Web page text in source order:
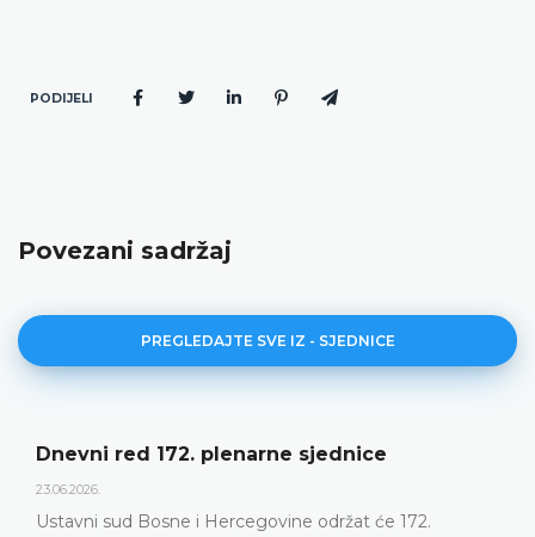
PODIJELI
Povezani sadržaj
PREGLEDAJTE SVE IZ - SJEDNICE
Dnevni red 172. plenarne sjednice
23.06.2026.
Ustavni sud Bosne i Hercegovine održat će 172.